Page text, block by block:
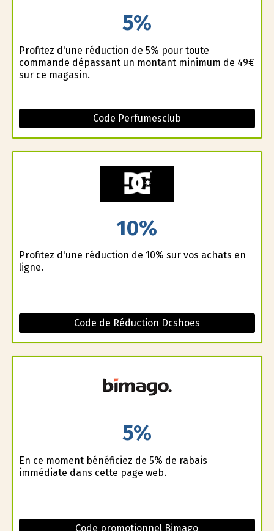
5%
Profitez d'une réduction de 5% pour toute
commande dépassant un montant minimum de 49€
sur ce magasin.
Code Perfumesclub
10%
Profitez d'une réduction de 10% sur vos achats en
ligne.
Code de Réduction Dcshoes
5%
En ce moment bénéficiez de 5% de rabais
immédiate dans cette page web.
Code promotionnel Bimago